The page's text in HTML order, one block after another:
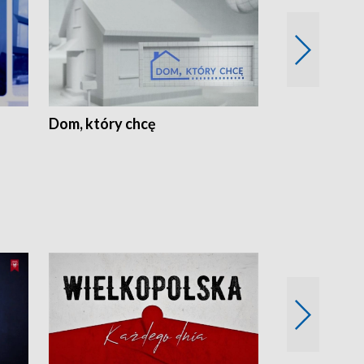
Dom, który chcę